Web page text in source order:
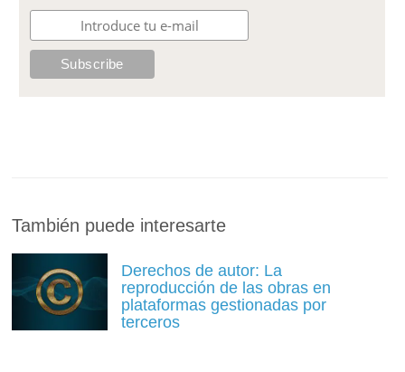
También puede interesarte
Derechos de autor: La
reproducción de las obras en
plataformas gestionadas por
terceros